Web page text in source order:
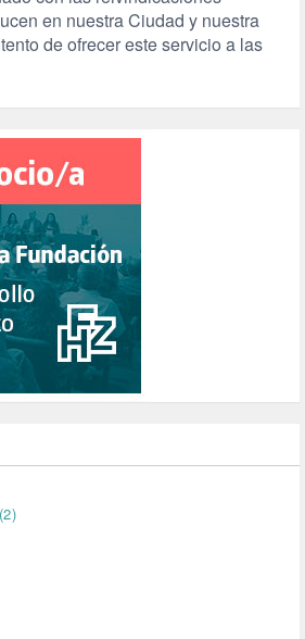
en nuestra Ciudad y nuestra
de ofrecer este servicio a las